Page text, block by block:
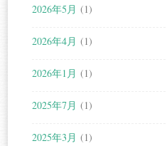
2026年5月 (1)
2026年4月 (1)
2026年1月 (1)
2025年7月 (1)
2025年3月 (1)